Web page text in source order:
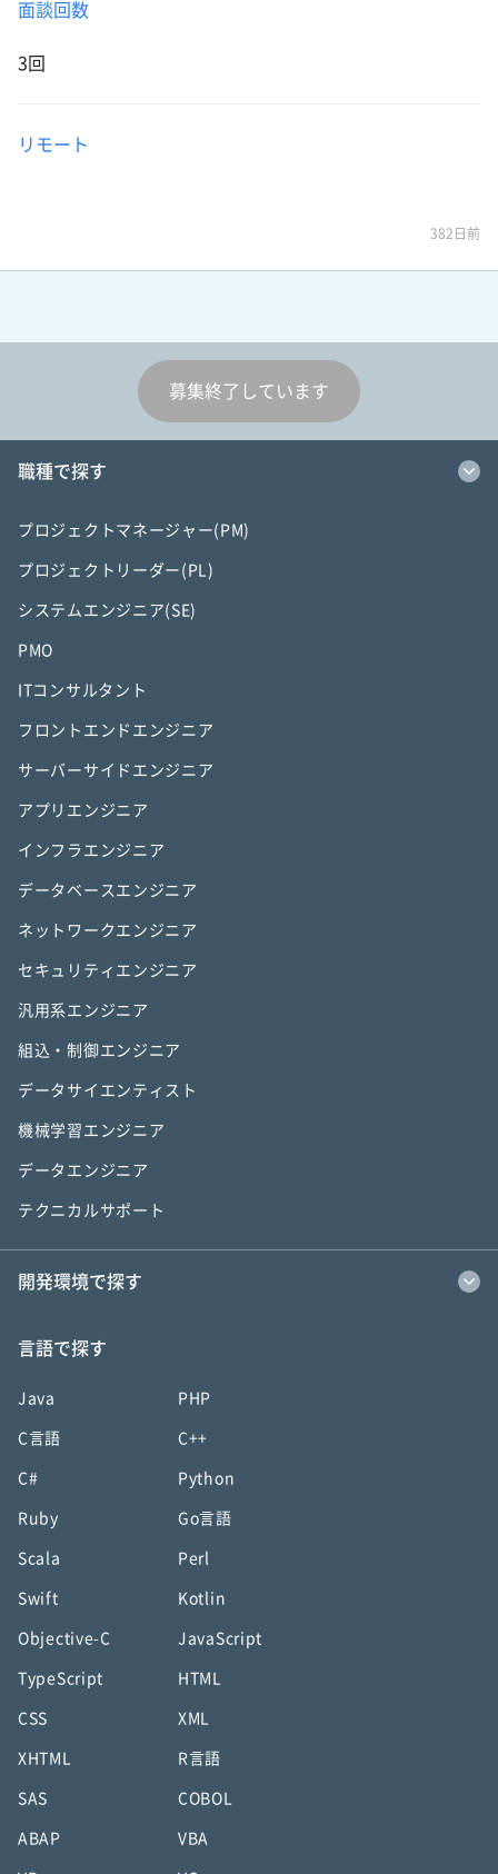
面談回数
3回
リモート
382日前
募集終了しています
職種で探す
プロジェクトマネージャー(PM)
プロジェクトリーダー(PL)
システムエンジニア(SE)
PMO
ITコンサルタント
フロントエンドエンジニア
サーバーサイドエンジニア
アプリエンジニア
インフラエンジニア
データベースエンジニア
ネットワークエンジニア
セキュリティエンジニア
汎用系エンジニア
組込・制御エンジニア
データサイエンティスト
機械学習エンジニア
データエンジニア
テクニカルサポート
開発環境で探す
言語で探す
Java PHP
C言語 C++
C# Python
Ruby Go言語
Scala Perl
Swift Kotlin
Objective-C JavaScript
TypeScript HTML
CSS XML
XHTML R言語
SAS COBOL
ABAP VBA